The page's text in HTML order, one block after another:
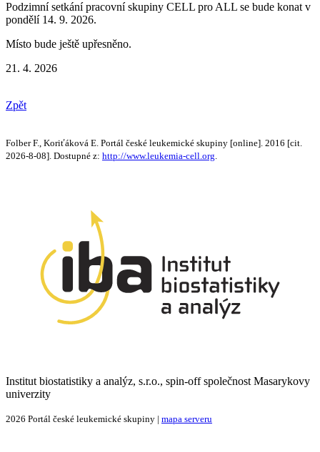
Podzimní setkání pracovní skupiny CELL pro ALL se bude konat v
pondělí 14. 9. 2026.
Místo bude ještě upřesněno.
21. 4. 2026
Zpět
Folber F., Koriťáková E. Portál české leukemické skupiny [online]. 2016 [cit.
2026-8-08]. Dostupné z: http://www.leukemia-cell.org.
Institut biostatistiky a analýz, s.r.o., spin-off společnost Masarykovy
univerzity
2026 Portál české leukemické skupiny | mapa serveru